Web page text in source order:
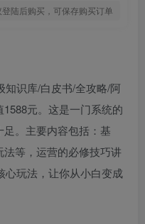
陆后购买，可保存购买订单
知识库/白皮书/全攻略/阿
元。这是一门系统的
。主要内容包括：基
等，运营的必修技巧讲
心玩法，让你从小白变成